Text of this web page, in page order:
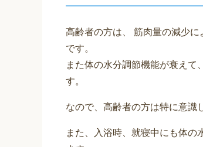
高齢者の方は、 筋肉量の減少
です。
また体の水分調節機能が衰えて
す。
なので、高齢者の方は特に意識
また、入浴時、就寝中にも体の